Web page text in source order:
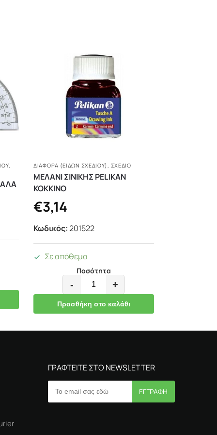
ΔΙΆΦΟΡΑ (ΕΙΔΏΝ ΣΧΕΔΊΟΥ) ΣΧΕΔΙΟ
ΜΕΛΑΝΙ ΣΙΝΙΚΗΣ PELIKAN
ΚΟΚΚΙΝΟ
€3,14
Κωδικός:201522
Σε απόθεμα
Ποσότητα
- +
Προσθήκη στο καλάθι
ΓΡΑΦΤΕΙΤΕ ΣΤΟ NEWSLETTER